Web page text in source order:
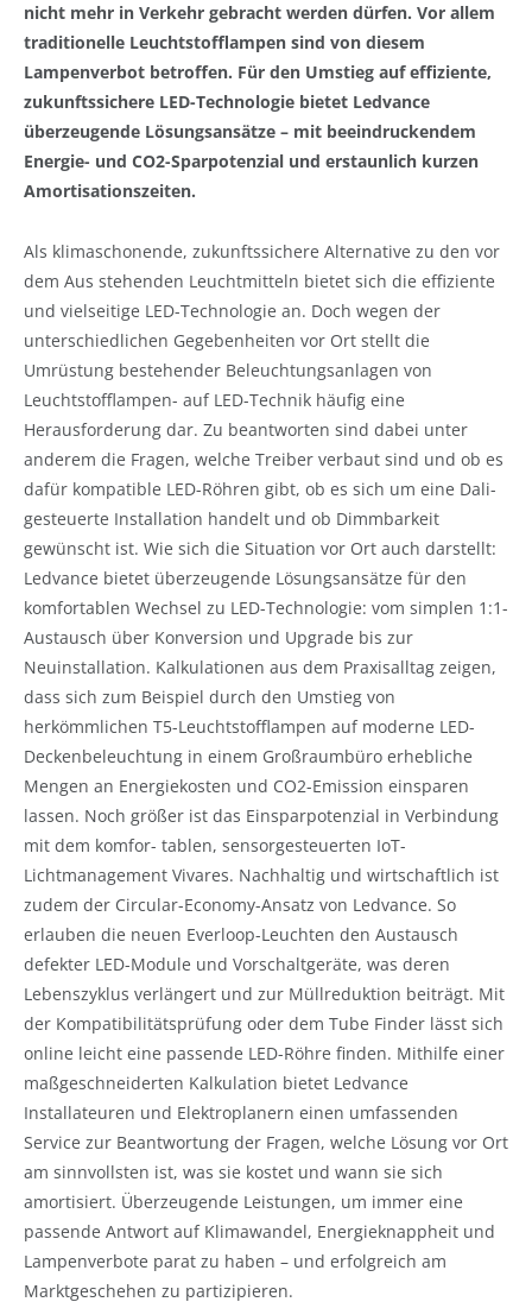
nicht mehr in Verkehr gebracht werden dürfen. Vor allem
traditionelle Leuchtstofflampen sind von diesem
Lampenverbot betroffen. Für den Umstieg auf effiziente,
zukunftssichere LED-Technologie bietet Ledvance
überzeugende Lösungsansätze – mit beeindruckendem
Energie- und CO2-Sparpotenzial und erstaunlich kurzen
Amortisationszeiten.
Als klimaschonende, zukunftssichere Alternative zu den vor
dem Aus stehenden Leuchtmitteln bietet sich die effiziente
und vielseitige LED-Technologie an. Doch wegen der
unterschiedlichen Gegebenheiten vor Ort stellt die
Umrüstung bestehender Beleuchtungsanlagen von
Leuchtstofflampen- auf LED-Technik häufig eine
Herausforderung dar. Zu beantworten sind dabei unter
anderem die Fragen, welche Treiber verbaut sind und ob es
dafür kompatible LED-Röhren gibt, ob es sich um eine Dali-
gesteuerte Installation handelt und ob Dimmbarkeit
gewünscht ist. Wie sich die Situation vor Ort auch darstellt:
Ledvance bietet überzeugende Lösungsansätze für den
komfortablen Wechsel zu LED-Technologie: vom simplen 1:1-
Austausch über Konversion und Upgrade bis zur
Neuinstallation. Kalkulationen aus dem Praxisalltag zeigen,
dass sich zum Beispiel durch den Umstieg von
herkömmlichen T5-Leuchtstofflampen auf moderne LED-
Deckenbeleuchtung in einem Großraumbüro erhebliche
Mengen an Energiekosten und CO2-Emission einsparen
lassen. Noch größer ist das Einsparpotenzial in Verbindung
mit dem komfor- tablen, sensorgesteuerten IoT-
Lichtmanagement Vivares. Nachhaltig und wirtschaftlich ist
zudem der Circular-Economy-Ansatz von Ledvance. So
erlauben die neuen Everloop-Leuchten den Austausch
defekter LED-Module und Vorschaltgeräte, was deren
Lebenszyklus verlängert und zur Müllreduktion beiträgt. Mit
der Kompatibilitätsprüfung oder dem Tube Finder lässt sich
online leicht eine passende LED-Röhre finden. Mithilfe einer
maßgeschneiderten Kalkulation bietet Ledvance
Installateuren und Elektroplanern einen umfassenden
Service zur Beantwortung der Fragen, welche Lösung vor Ort
am sinnvollsten ist, was sie kostet und wann sie sich
amortisiert. Überzeugende Leistungen, um immer eine
passende Antwort auf Klimawandel, Energieknappheit und
Lampenverbote parat zu haben – und erfolgreich am
Marktgeschehen zu partizipieren.